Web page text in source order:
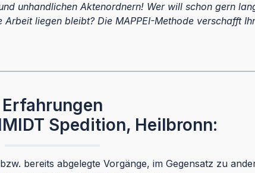
unhandlichen Aktenordnern! Wer will schon gern
liegen bleibt? Die MAPPEI-Methode verschafft
Erfahrungen
Spedition, Heilbronn:
bereits abgelegte Vorgänge, im Gegensatz zu